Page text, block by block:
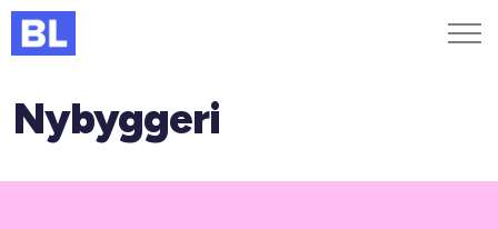
Genveje
Kurser og arrangementer
Nybyggeri